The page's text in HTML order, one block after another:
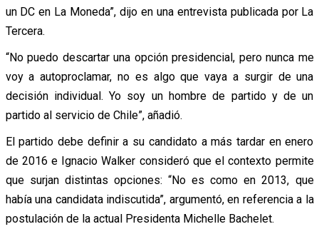
un DC en La Moneda”, dijo en una entrevista publicada por La
Tercera.
“No puedo descartar una opción presidencial, pero nunca me
voy a autoproclamar, no es algo que vaya a surgir de una
decisión individual. Yo soy un hombre de partido y de un
partido al servicio de Chile”, añadió.
El partido debe definir a su candidato a más tardar en enero
de 2016 e Ignacio Walker consideró que el contexto permite
que surjan distintas opciones: “No es como en 2013, que
había una candidata indiscutida”, argumentó, en referencia a la
postulación de la actual Presidenta Michelle Bachelet.